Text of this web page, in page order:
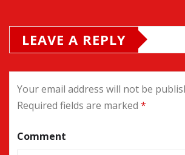
LEAVE A REPLY
Your email address will not be
Required fields are marked *
Comment